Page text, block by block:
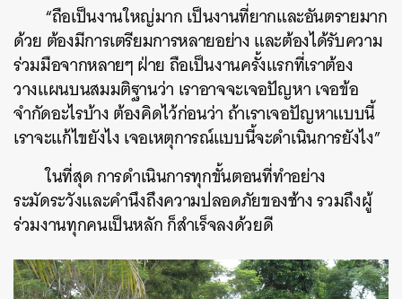
“ถือเป็นงานใหญ่มาก เป็นงานที่ยากและอันตรายมาก
ด้วย ต้องมีการเตรียมการหลายอย่าง และต้องได้รับความ
ร่วมมือจากหลายๆ ฝ่าย ถือเป็นงานครั้งแรกที่เราต้อง
วางแผนบนสมมติฐานว่า เราอาจจะเจอปัญหา เจอข้อ
จำกัดอะไรบ้าง ต้องคิดไว้ก่อนว่า ถ้าเราเจอปัญหาแบบนี้
เราจะแก้ไขยังไง เจอเหตุการณ์แบบนี้จะดำเนินการยังไง”
ในที่สุด การดำเนินการทุกขั้นตอนที่ทำอย่าง
ระมัดระวังและคำนึงถึงความปลอดภัยของช้าง รวมถึงผู้
ร่วมงานทุกคนเป็นหลัก ก็สำเร็จลงด้วยดี